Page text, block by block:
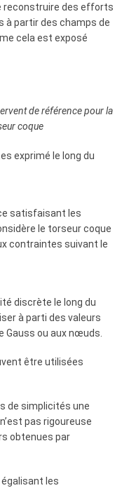
reconstruire des efforts
à partir des champs de
cela est exposé
de référence pour la
coque
exprimé le long du
satisfaisant les
le torseur coque
contraintes suivant le
discrète le long du
à parti des valeurs
Gauss ou aux nœuds.
être utilisées
de simplicités une
pas rigoureuse
obtenues par
les